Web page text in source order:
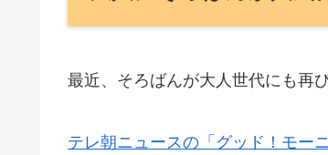
最近、そろばんが大人世代にも再
テレ朝ニュースの「グッド！モーニ